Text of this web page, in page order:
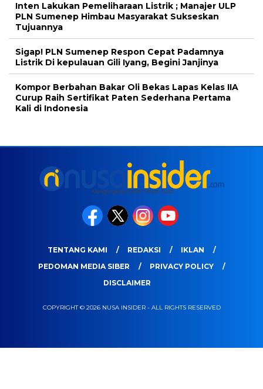
Inten Lakukan Pemeliharaan Listrik ; Manajer ULP
PLN Sumenep Himbau Masyarakat Sukseskan
Tujuannya
Sigap! PLN Sumenep Respon Cepat Padamnya
Listrik Di kepulauan Gili Iyang, Begini Janjinya
Kompor Berbahan Bakar Oli Bekas Lapas Kelas IIA
Curup Raih Sertifikat Paten Sederhana Pertama
Kali di Indonesia
TENTANG KAMI REDAKSI
IKLAN
PEDOMAN MEDIA SIBER
PRIVACY POLICY
DISCLAIMER
COPYRIGHT © 2026 NUSA INSIDER - ALL RIGHTS RESERVED